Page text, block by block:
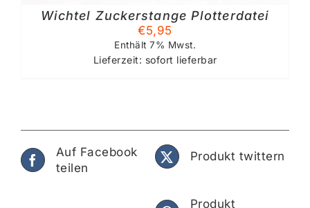
Wichtel Zuckerstange Plotterdatei
€5,95
Enthält 7% Mwst.
Lieferzeit: sofort lieferbar
Auf Facebook
teilen
Produkt twittern
Produkt